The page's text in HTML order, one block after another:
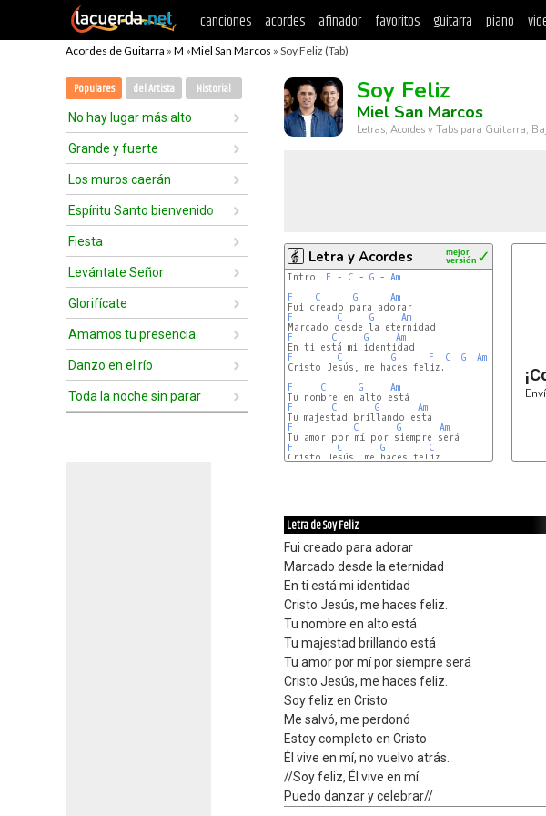
canciones acordes afinador favoritos guitarra piano
Acordes de Guitarra » M »Miel San Marcos » Soy Feliz (Tab)
Populares del Artista Historial
No hay lugar más alto
Grande y fuerte
Los muros caerán
Espíritu Santo bienvenido
Fiesta
Levántate Señor
Glorifícate
Amamos tu presencia
Danzo en el río
Toda la noche sin parar
Soy Feliz
Miel San Marcos
Letras, Acordes y Tabs para Guitarra,
Letra y Acordes ✓
mejor
versión
Intro: F - C - G - Am
F
C G
Am
F
C G
Am
F
C G
Am
F
C G F C G
Am
Cristo Jesús, me haces feliz.
F
C G
Am
F
C G
Am
F
C G
Am
F
C G
C
Cristo Jesús, me haces feliz.
Letra de Soy Feliz
Fui creado para adorar
Marcado desde la eternidad
En ti está mi identidad
Cristo Jesús, me haces feliz.
Tu nombre en alto está
Tu majestad brillando está
Tu amor por mí por siempre será
Cristo Jesús, me haces feliz.
Soy feliz en Cristo
Me salvó, me perdonó
Estoy completo en Cristo
Él vive en mí, no vuelvo atrás.
//Soy feliz, Él vive en mí
Puedo danzar y celebrar//